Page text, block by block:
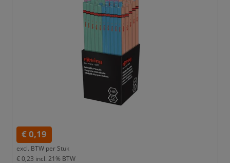
€ 0,19
excl. BTW per Stuk
€ 0,23 incl. 21% BTW